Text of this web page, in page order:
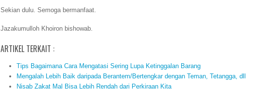
Sekian dulu. Semoga bermanfaat.
Jazakumulloh Khoiron bishowab.
ARTIKEL TERKAIT :
Tips Bagaimana Cara Mengatasi Sering Lupa Ketinggalan Barang
Mengalah Lebih Baik daripada Berantem/Bertengkar dengan Teman, Tetangga, dll
Nisab Zakat Mal Bisa Lebih Rendah dari Perkiraan Kita